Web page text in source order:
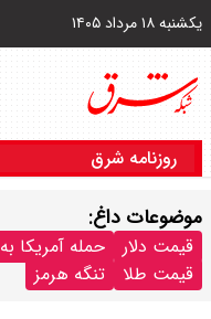
یکشنبه ۱۸ مرداد ۱۴۰۵
روزنامه شرق
موضوعات داغ:
قیمت دلار حمله آمریکا
قیمت طلا
تنگه هرمز